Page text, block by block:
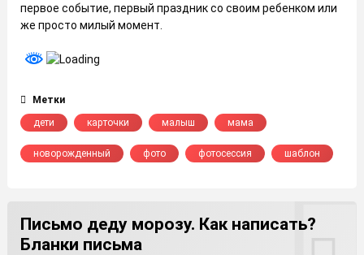
первое событие, первый праздник со своим ребенком или
же просто милый момент.
Метки
дети
карточки малыш мама
новорожденный фото фотосессия шаблон
Письмо деду морозу. Как написать?
Бланки письма